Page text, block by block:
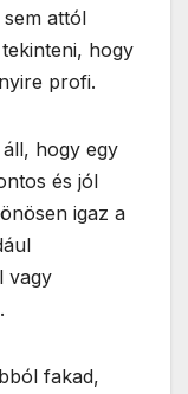
attól
hogy
profi.
hogy egy
és jól
igaz a
vagy
fakad,